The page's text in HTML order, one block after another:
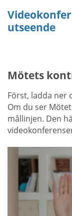
utseende
Mötets
Först, ladda ner
Om du ser
mållinjen. Den